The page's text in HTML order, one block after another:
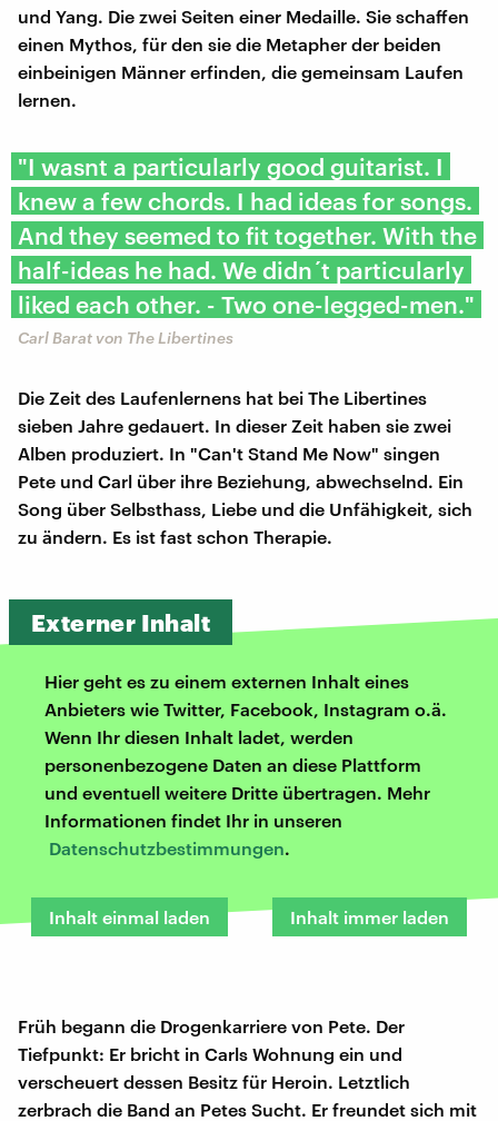
und Yang. Die zwei Seiten einer Medaille. Sie schaffen
einen Mythos, für den sie die Metapher der beiden
einbeinigen Männer erfinden, die gemeinsam Laufen
lernen.
"I wasnt a particularly good guitarist. I
knew a few chords. I had ideas for songs.
And they seemed to fit together. With the
half-ideas he had. We didn´t particularly
liked each other. - Two one-legged-men."
Carl Barat von The Libertines
Die Zeit des Laufenlernens hat bei The Libertines
sieben Jahre gedauert. In dieser Zeit haben sie zwei
Alben produziert. In "Can't Stand Me Now" singen
Pete und Carl über ihre Beziehung, abwechselnd. Ein
Song über Selbsthass, Liebe und die Unfähigkeit, sich
zu ändern. Es ist fast schon Therapie.
Externer Inhalt
Hier geht es zu einem externen Inhalt eines
Anbieters wie Twitter, Facebook, Instagram o.ä.
Wenn Ihr diesen Inhalt ladet, werden
personenbezogene Daten an diese Plattform
und eventuell weitere Dritte übertragen. Mehr
Informationen findet Ihr in unseren
Datenschutzbestimmungen.
Inhalt einmal laden Inhalt immer laden
Früh begann die Drogenkarriere von Pete. Der
Tiefpunkt: Er bricht in Carls Wohnung ein und
verscheuert dessen Besitz für Heroin. Letztlich
zerbrach die Band an Petes Sucht. Er freundet sich mit